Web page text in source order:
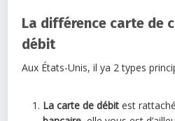
La différence carte de
débit
Aux États-Unis, il ya 2 types
La carte de débit est